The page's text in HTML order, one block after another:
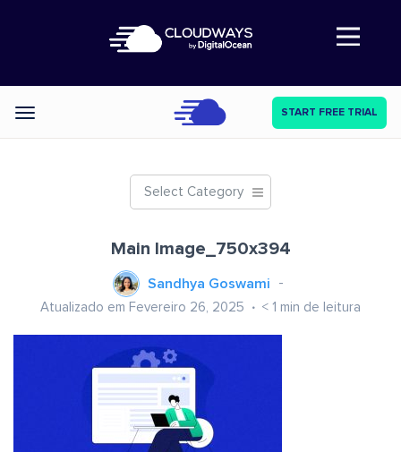
Abre a navegação
Categories START FREE TRIAL
Select Category
Main Image_750x394
Sandhya Goswami
Atualizado em Fevereiro 26, 2025 < 1 min de leitura